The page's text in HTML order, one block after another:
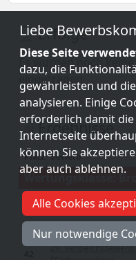
Erfolge
Es wurden noch
eingetragen.
Ergebnisse
Platz Bewerb
Wertungsklasse:
3. Perschlingtaler
Vergleichsbewerb
15 11. Traisentalcup
29. Vergleichsbewerb
Liebe
Diese Seite
dazu, die
gewährleisten und
analysieren. Einige
erforderlich damit
Internetseite
können Sie
aber auch ablehnen.
Alle Cookies
Nur notwendige